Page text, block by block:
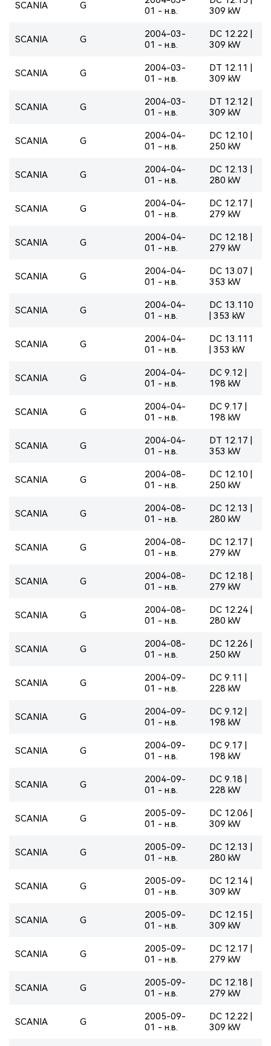
SCANIA G
01 - н.в.
309 kW
SCANIA G
2004-03-
01 - н.в.
DC 12.22 |
309 kW
SCANIA G
2004-03-
01 - н.в.
DT 12.11 |
309 kW
SCANIA G
2004-03-
01 - н.в.
DT 12.12 |
309 kW
SCANIA G
2004-04-
01 - н.в.
DC 12.10 |
250 kW
SCANIA G
2004-04-
01 - н.в.
DC 12.13 |
280 kW
SCANIA G
2004-04-
01 - н.в.
DC 12.17 |
279 kW
SCANIA G
2004-04-
01 - н.в.
DC 12.18 |
279 kW
SCANIA G
2004-04-
01 - н.в.
DC 13.07 |
353 kW
SCANIA G
2004-04-
01 - н.в.
DC 13.110
| 353 kW
SCANIA G
2004-04-
01 - н.в.
DC 13.111
| 353 kW
SCANIA G
2004-04-
01 - н.в.
DC 9.12 |
198 kW
SCANIA G
2004-04-
01 - н.в.
DC 9.17 |
198 kW
SCANIA G
2004-04-
01 - н.в.
DT 12.17 |
353 kW
SCANIA G
2004-08-
01 - н.в.
DC 12.10 |
250 kW
SCANIA G
2004-08-
01 - н.в.
DC 12.13 |
280 kW
SCANIA G
2004-08-
01 - н.в.
DC 12.17 |
279 kW
SCANIA G
2004-08-
01 - н.в.
DC 12.18 |
279 kW
SCANIA G
2004-08-
01 - н.в.
DC 12.24 |
280 kW
SCANIA G
2004-08-
01 - н.в.
DC 12.26 |
250 kW
SCANIA G
2004-09-
01 - н.в.
DC 9.11 |
228 kW
SCANIA G
2004-09-
01 - н.в.
DC 9.12 |
198 kW
SCANIA G
2004-09-
01 - н.в.
DC 9.17 |
198 kW
SCANIA G
2004-09-
01 - н.в.
DC 9.18 |
228 kW
SCANIA G
2005-09-
01 - н.в.
DC 12.06 |
309 kW
SCANIA G
2005-09-
01 - н.в.
DC 12.13 |
280 kW
SCANIA G
2005-09-
01 - н.в.
DC 12.14 |
309 kW
SCANIA G
2005-09-
01 - н.в.
DC 12.15 |
309 kW
SCANIA G
2005-09-
01 - н.в.
DC 12.17 |
279 kW
SCANIA G
2005-09-
01 - н.в.
DC 12.18 |
279 kW
SCANIA G
2005-09-
01 - н.в.
DC 12.22 |
309 kW